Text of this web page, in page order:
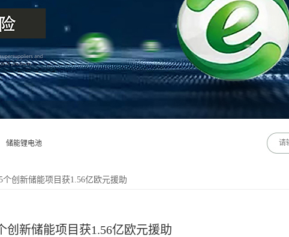
家标准的制定
品质管控
联系PG电子
储能锂电池
创新储能项目获1.56亿欧元援助
创新储能项目获1.56亿欧元援助